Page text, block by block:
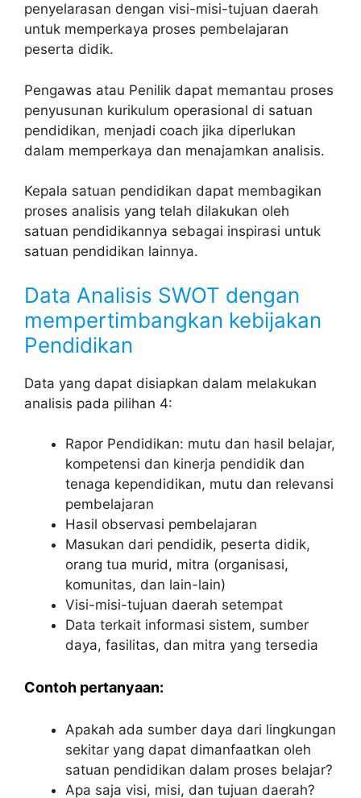
penyelarasan dengan visi-misi-tujuan daerah
untuk memperkaya proses pembelajaran
peserta didik.
Pengawas atau Penilik dapat memantau proses
penyusunan kurikulum operasional di satuan
pendidikan, menjadi coach jika diperlukan
dalam memperkaya dan menajamkan analisis.
Kepala satuan pendidikan dapat membagikan
proses analisis yang telah dilakukan oleh
satuan pendidikannya sebagai inspirasi untuk
satuan pendidikan lainnya.
Data Analisis SWOT dengan
mempertimbangkan kebijakan
Pendidikan
Data yang dapat disiapkan dalam melakukan
analisis pada pilihan 4:
Rapor Pendidikan: mutu dan hasil belajar,
kompetensi dan kinerja pendidik dan
tenaga kependidikan, mutu dan relevansi
pembelajaran
Hasil observasi pembelajaran
Masukan dari pendidik, peserta didik,
orang tua murid, mitra (organisasi,
komunitas, dan lain-lain)
Visi-misi-tujuan daerah setempat
Data terkait informasi sistem, sumber
daya, fasilitas, dan mitra yang tersedia
Contoh pertanyaan:
Apakah ada sumber daya dari lingkungan
sekitar yang dapat dimanfaatkan oleh
satuan pendidikan dalam proses belajar?
Apa saja visi, misi, dan tujuan daerah?